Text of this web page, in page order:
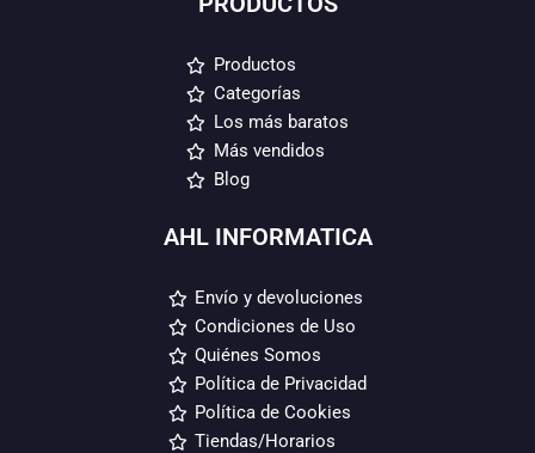
Productos
Categorías
Los más baratos
Más vendidos
Blog
AHL INFORMATICA
Envío y devoluciones
Condiciones de Uso
Quiénes Somos
Política de Privacidad
Política de Cookies
Tiendas/Horarios